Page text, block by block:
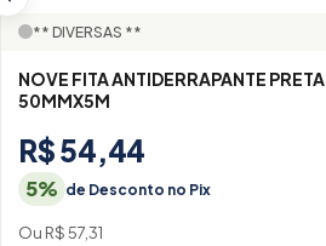
** DIVERSAS **
NOVE FITA ANTIDERRAPANTE PRETA
50MMX5M
R$ 54,44
5% de Desconto no Pix
Ou R$ 57,31